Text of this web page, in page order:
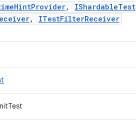
, IShardableTest
, ITestFilterReceiver